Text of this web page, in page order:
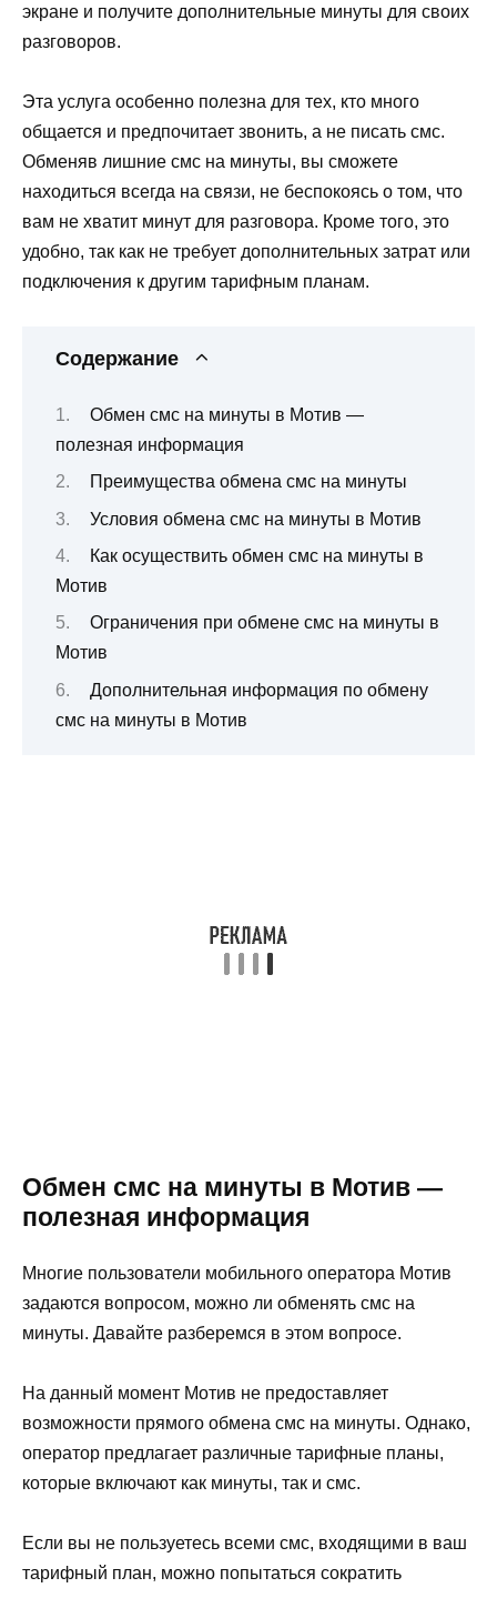
экране и получите дополнительные минуты для своих
разговоров.
Эта услуга особенно полезна для тех, кто много
общается и предпочитает звонить, а не писать смс.
Обменяв лишние смс на минуты, вы сможете
находиться всегда на связи, не беспокоясь о том, что
вам не хватит минут для разговора. Кроме того, это
удобно, так как не требует дополнительных затрат или
подключения к другим тарифным планам.
Содержание
Обмен смс на минуты в Мотив —
полезная информация
Преимущества обмена смс на минуты
Условия обмена смс на минуты в Мотив
Как осуществить обмен смс на минуты в
Мотив
Ограничения при обмене смс на минуты в
Мотив
Дополнительная информация по обмену
смс на минуты в Мотив
Обмен смс на минуты в Мотив —
полезная информация
Многие пользователи мобильного оператора Мотив
задаются вопросом, можно ли обменять смс на
минуты. Давайте разберемся в этом вопросе.
На данный момент Мотив не предоставляет
возможности прямого обмена смс на минуты. Однако,
оператор предлагает различные тарифные планы,
которые включают как минуты, так и смс.
Если вы не пользуетесь всеми смс, входящими в ваш
тарифный план, можно попытаться сократить